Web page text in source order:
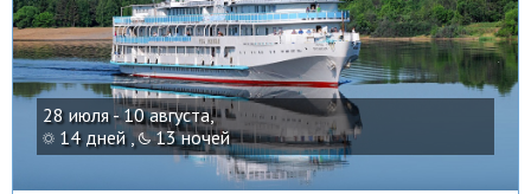
28 июля - 10 августа,
14 дней , 13 ночей